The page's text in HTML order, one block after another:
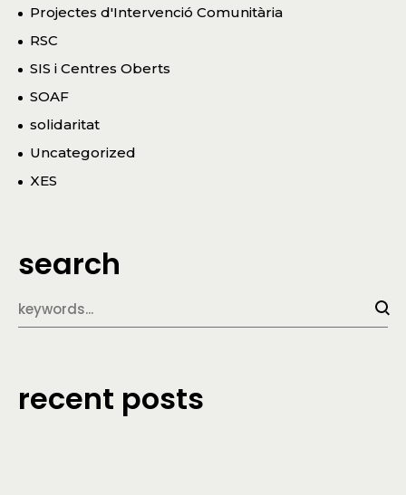
Projectes d'Intervenció Comunitària
RSC
SIS i Centres Oberts
SOAF
solidaritat
Uncategorized
XES
search
recent posts